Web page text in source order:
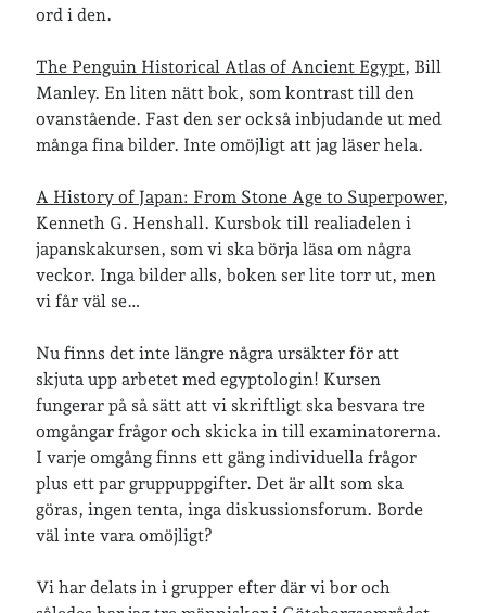
Karinom Vålådalsfyrkanten 2024
Maria omVår bröllopsdikt
Fredrik DomLäste i Språktidningen om SÖ-stilen…
Mandalorian, vandring och sommarväder – Helenas dagarom
Vandring mellan Ösmo och Segersäng i sommarväder
Arkiv
Just nu läser jag
ord i den.
The Penguin Historical Atlas of Ancient Egypt, Bill
Manley. En liten nätt bok, som kontrast till den
ovanstående. Fast den ser också inbjudande ut med
många fina bilder. Inte omöjligt att jag läser hela.
A History of Japan: From Stone Age to Superpower,
Kenneth G. Henshall. Kursbok till realiadelen i
japanskakursen, som vi ska börja läsa om några
veckor. Inga bilder alls, boken ser lite torr ut, men
vi får väl se…
Nu finns det inte längre några ursäkter för att
skjuta upp arbetet med egyptologin! Kursen
fungerar på så sätt att vi skriftligt ska besvara tre
omgångar frågor och skicka in till examinatorerna.
I varje omgång finns ett gäng individuella frågor
plus ett par gruppuppgifter. Det är allt som ska
göras, ingen tenta, inga diskussionsforum. Borde
väl inte vara omöjligt?
Vi har delats in i grupper efter där vi bor och